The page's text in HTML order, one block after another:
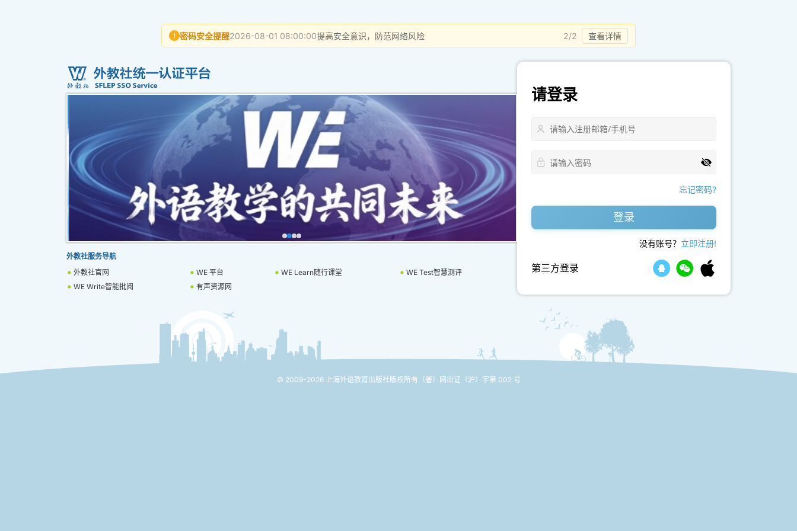
! 密码安全提醒2026-08-01 08:00:00提高安全意识，防范网络风险 2/2 查看详情
外教社服务导航
外教社官网
WE 平台 WE Learn随行课堂
WE Test智慧测评
WE Write智能批阅
有声资源网
请登录
忘记密码?
登录
没有账号？ 立即注册!
第三方登录
© 2009-2026 上海外语教育出版社版权所有 （署）网出证（沪）字第 002 号